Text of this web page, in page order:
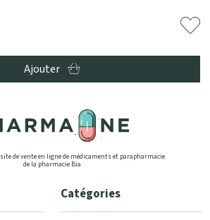
Ajouter
de vente en ligne de médicaments et parapharmacie
de la pharmacie Bia
Catégories